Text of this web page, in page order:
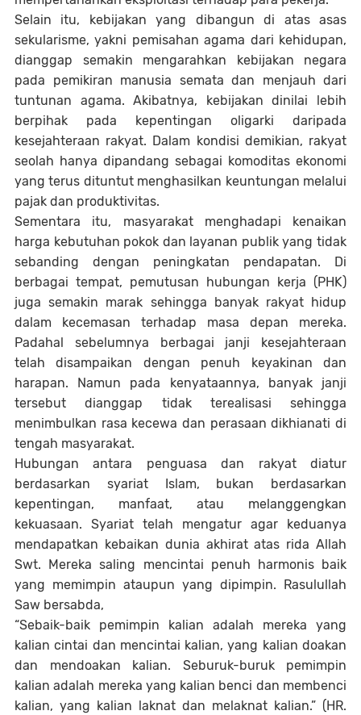
Selain itu, kebijakan yang dibangun di atas asas
sekularisme, yakni pemisahan agama dari kehidupan,
dianggap semakin mengarahkan kebijakan negara
pada pemikiran manusia semata dan menjauh dari
tuntunan agama. Akibatnya, kebijakan dinilai lebih
berpihak pada kepentingan oligarki daripada
kesejahteraan rakyat. Dalam kondisi demikian, rakyat
seolah hanya dipandang sebagai komoditas ekonomi
yang terus dituntut menghasilkan keuntungan melalui
pajak dan produktivitas.
Sementara itu, masyarakat menghadapi kenaikan
harga kebutuhan pokok dan layanan publik yang tidak
sebanding dengan peningkatan pendapatan. Di
berbagai tempat, pemutusan hubungan kerja (PHK)
juga semakin marak sehingga banyak rakyat hidup
dalam kecemasan terhadap masa depan mereka.
Padahal sebelumnya berbagai janji kesejahteraan
telah disampaikan dengan penuh keyakinan dan
harapan. Namun pada kenyataannya, banyak janji
tersebut dianggap tidak terealisasi sehingga
menimbulkan rasa kecewa dan perasaan dikhianati di
tengah masyarakat.
Hubungan antara penguasa dan rakyat diatur
berdasarkan syariat Islam, bukan berdasarkan
kepentingan, manfaat, atau melanggengkan
kekuasaan. Syariat telah mengatur agar keduanya
mendapatkan kebaikan dunia akhirat atas rida Allah
Swt. Mereka saling mencintai penuh harmonis baik
yang memimpin ataupun yang dipimpin. Rasulullah
Saw bersabda,
“Sebaik-baik pemimpin kalian adalah mereka yang
kalian cintai dan mencintai kalian, yang kalian doakan
dan mendoakan kalian. Seburuk-buruk pemimpin
kalian adalah mereka yang kalian benci dan membenci
kalian, yang kalian laknat dan melaknat kalian.” (HR.